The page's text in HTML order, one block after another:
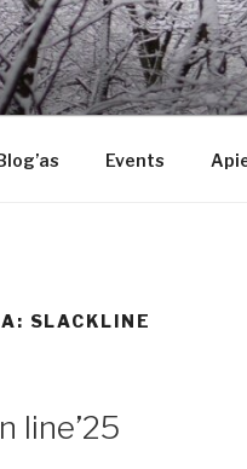
į gyvenimą
Events
SLACKLINE
line’25